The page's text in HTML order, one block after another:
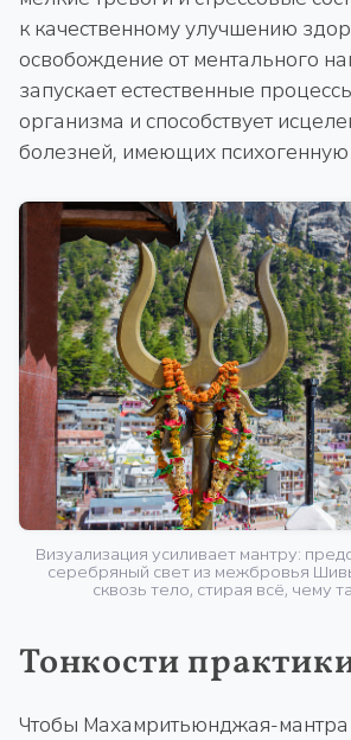
к качественному улучшению
освобождение от ментального
запускает естественные
организма и способствует
болезней, имеющих
Визуализация усиливает мантру:
серебряный свет из межбровья
сквозь тело, стирая всё, чему
Тонкости
Чтобы Махамритьюнджая-мантра